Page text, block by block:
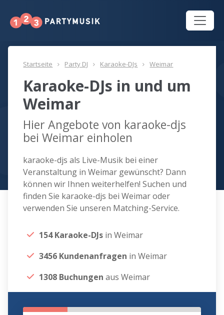
Startseite Party DJ Karaoke-DJs Weimar
Karaoke-DJs in und um
Weimar
Hier Angebote von karaoke-djs
bei Weimar einholen
karaoke-djs als Live-Musik bei einer
Veranstaltung in Weimar gewünscht? Dann
können wir Ihnen weiterhelfen! Suchen und
finden Sie karaoke-djs bei Weimar oder
verwenden Sie unseren Matching-Service.
154 Karaoke-DJs in Weimar
3456 Kundenanfragen in Weimar
1308 Buchungen aus Weimar